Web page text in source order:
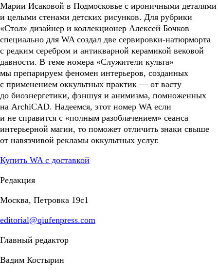
Марии Исаковой в Подмосковье с ироничными деталями
и целыми стенами детских рисунков. Для рубрики
«Стол» дизайнер и коллекционер Алексей Бочков
специально для WA создал две сервировки-натюрморта
с редким серебром и антикварной керамикой вековой
давности. В теме номера «Служители культа»
мы препарируем феномен интерьеров, созданных
с применением оккультных практик — от васту
до биоэнергетики, фэншуя и анимизма, помноженных
на ArchiCAD. Надеемся, этот номер WA если
и не справится с «полным разоблачением» сеанса
интерьерной магии, то поможет отличить знаки свыше
от навязчивой рекламы оккультных услуг.
Купить WA с доставкой
Редакция
Москва, Петровка 19с1
editorial@qiufenpress.com
Главный редактор
Вадим Костырин